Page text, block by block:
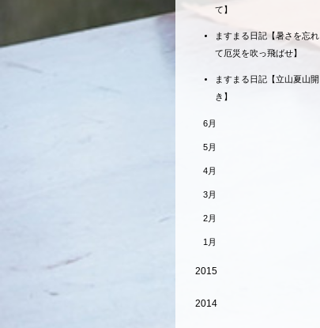
て】
ますまる日記【暑さを忘れ
て厄災を吹っ飛ばせ】
ますまる日記【立山夏山開
き】
6月
5月
4月
3月
2月
1月
2015
2014